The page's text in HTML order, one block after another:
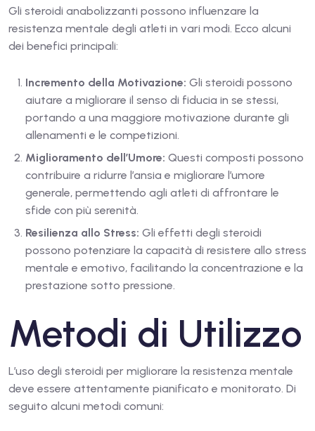
Gli steroidi anabolizzanti possono influenzare la
resistenza mentale degli atleti in vari modi. Ecco alcuni
dei benefici principali:
Incremento della Motivazione: Gli steroidi possono
aiutare a migliorare il senso di fiducia in se stessi,
portando a una maggiore motivazione durante gli
allenamenti e le competizioni.
Miglioramento dell’Umore: Questi composti possono
contribuire a ridurre l’ansia e migliorare l’umore
generale, permettendo agli atleti di affrontare le
sfide con più serenità.
Resilienza allo Stress: Gli effetti degli steroidi
possono potenziare la capacità di resistere allo stress
mentale e emotivo, facilitando la concentrazione e la
prestazione sotto pressione.
Metodi di Utilizzo
L’uso degli steroidi per migliorare la resistenza mentale
deve essere attentamente pianificato e monitorato. Di
seguito alcuni metodi comuni: